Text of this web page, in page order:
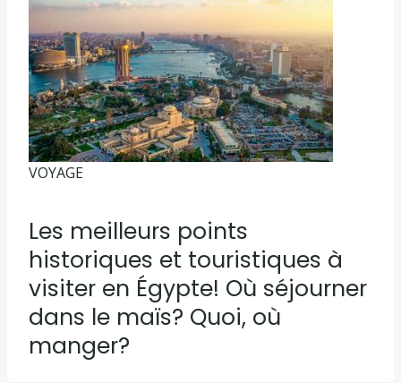
VOYAGE
Les meilleurs points
historiques et touristiques à
visiter en Égypte! Où séjourner
dans le maïs? Quoi, où
manger?